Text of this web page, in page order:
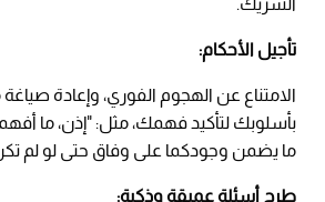
تأجيل الأحكام:
الامتناع عن الهجوم الفوري، وإعادة
بأسلوبك لتأكيد فهمك، مثل: "إذن، ما
ما يضمن وجودكما على وفاق حتى لو لم
طرح أسئلة عميقة وذكية: